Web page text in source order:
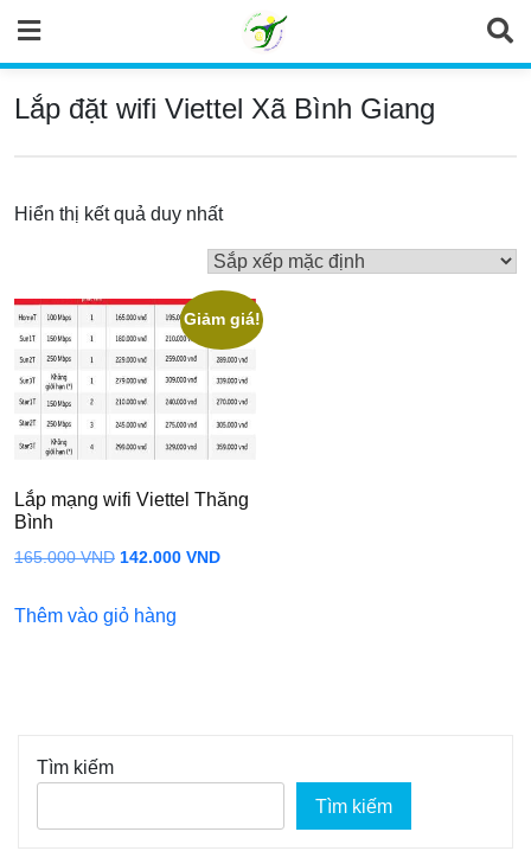
content
Lắp đặt wifi Viettel Xã Bình Giang
Hiển thị kết quả duy nhất
Giảm giá!
Lắp mạng wifi Viettel Thăng
Bình
165.000VND Giá
là:
142.000 VNDGiá
Thêm vào giỏ hàng
Tìm kiếm
Tìm kiếm